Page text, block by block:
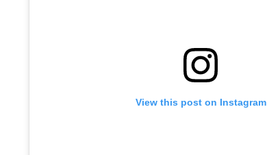
View this post on Instagram